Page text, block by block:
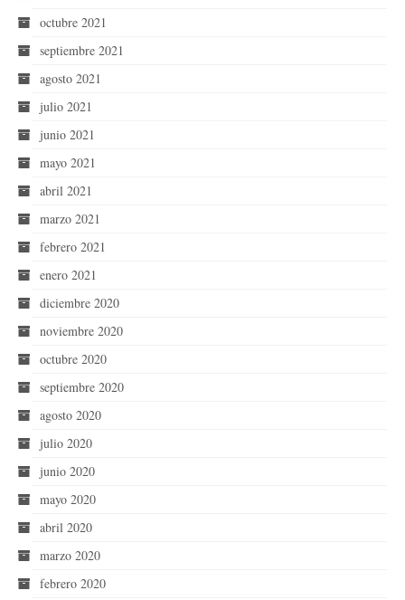
octubre 2021
septiembre 2021
agosto 2021
julio 2021
junio 2021
mayo 2021
abril 2021
marzo 2021
febrero 2021
enero 2021
diciembre 2020
noviembre 2020
octubre 2020
septiembre 2020
agosto 2020
julio 2020
junio 2020
mayo 2020
abril 2020
marzo 2020
febrero 2020